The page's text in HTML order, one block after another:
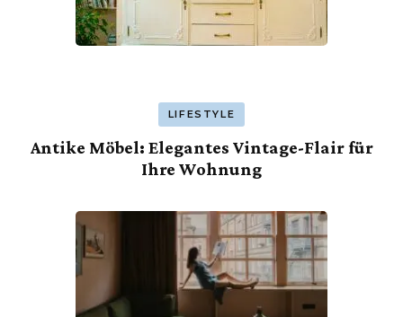
LIFESTYLE
Antike Möbel: Elegantes Vintage-Flair für
Ihre Wohnung